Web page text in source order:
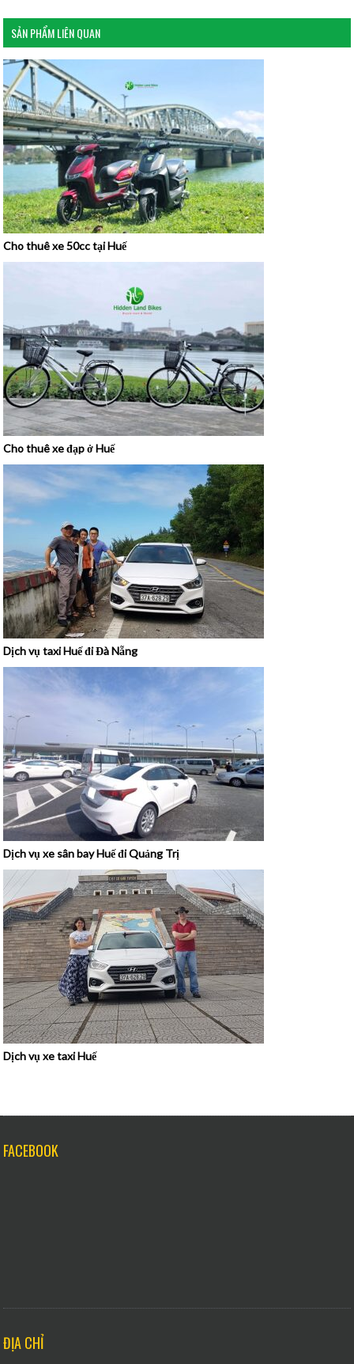
SẢN PHẨM LIÊN QUAN
Cho thuê xe 50cc tại Huế
Cho thuê xe đạp ở Huế
Dịch vụ taxi Huế đi Đà Nẵng
Dịch vụ xe sân bay Huế đi Quảng Trị
Dịch vụ xe taxi Huế
FACEBOOK
ĐỊA CHỈ